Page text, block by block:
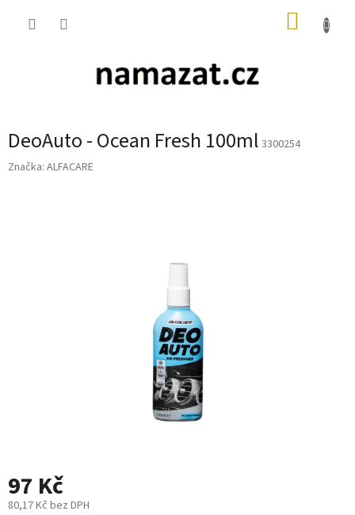
DeoAuto - Ocean Fresh 100ml 3300254
Značka: ALFACARE
97 Kč
80,17 Kč bez DPH